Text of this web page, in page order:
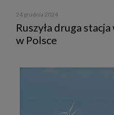
24 grudnia 2024
Ruszyła druga
w Polsce